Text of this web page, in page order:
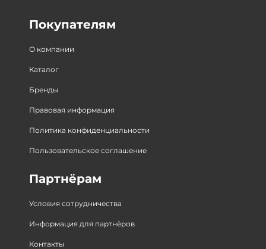
Покупателям
О компании
Каталог
Бренды
Правовая информация
Политика конфиденциальности
Пользовательское соглашение
Партнёрам
Условия сотрудничества
Информация для партнёров
Контакты